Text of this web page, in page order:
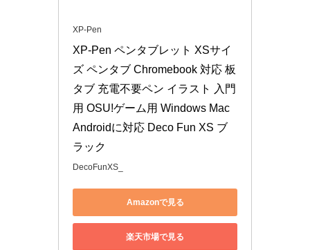
XP-Pen
XP-Pen ペンタブレット XSサイ
ズ ペンタブ Chromebook 対応 板
タブ 充電不要ペン イラスト 入門
用 OSU!ゲーム用 Windows Mac
Androidに対応 Deco Fun XS ブ
ラック
DecoFunXS_
Amazonで見る
楽天市場で見る